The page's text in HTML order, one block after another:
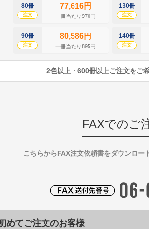
80冊
注文
77,616円
一冊当たり970円
90冊
注文
80,586円
一冊当たり895円
130冊
注文
140冊
注文
2色以上・600冊以上ご注文をご
FAXでのご
こちらからFAX注文依頼書をダウンロー
めてご注文のお客様